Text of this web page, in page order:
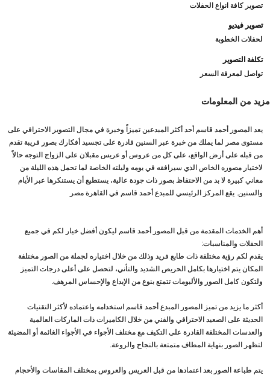
تصوير كافة انواع الحفلات
تصوير فيديو
لحفلات الخطوبة
تكلفة التصوير
تواصل لمعرفة السعر
مزيد من المعلومات
يعد المصور أحمد قاسم أحد أكثر المبدعين تميزاً وخبرة في مجال التصوير الاحترافي على
مستوى مصر لما يملك من خبرة عبر السنين قادرة على تجسيد أفكارك بصور قريبة تقدم
من قبله على أرض الواقع، على كل من عروس أو عريس مقبلان على الزواج التوجه حالاً
لاختيار مصوره الخاص الذي سيرافقه في يومه وليلته الخاصة لما تحمل هذه الليلة من
معاني كبيرة لا بد من الاحتفاظ بصور ذات جودة عالية، يستطيع أن يستنكرها عبر الأيام
والسنين. يقع المركز الرئيسي للمبدع أحمد قاسم في القاهرة مصر
أهم الخدمات المقدمة من قبل المصور أحمد قاسم ليكون أفضل خيار لكم في جميع
الحفلات والمناسبات:
يقدم لكم رؤية مختلفة ذات طابع فريد وذلك من خلال اختياره لجملة من الصور مختلفة
المكان يتم اختيارها بكامل الحريص الشديد والتأني، لتحصل على أعلى درجات التميز
ولتكون كامل الصور والألبومات تتمتع بنوع من الإبداع والإحساس المرهف.
أكثر ما يزيد من تميز المصور المبدع أحمد قاسم استخدامه واعتماده لأكثر التقنيات
الحديثة على الصعيد الاحترافي والفني من خلال الكاميرات ذات الماركات العالمية
والعدسات المختلفة القادرة على التكيف مع مختلف الأجواء في الأجواء الغائمة أو المضيئة
لتظهر الصور بنهاية المطاف متمتعة بالنجاح والروعة.
يتم طباعة الصور بعد اعتمادها من قبل العريس والعروس بمختلف المقاسات والأحجام